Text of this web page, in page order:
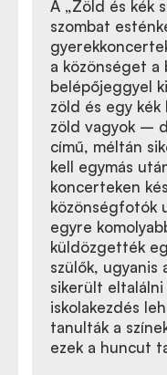
A „Zöld és kék
szombat
a közönséget a
belépőjeggyel
zöld és egy kék
zöld vagyok –
című, méltán
kell egymás
koncerteken
közönségfotók
egyre
küldözgették
szülők, ugyanis
sikerült
iskolakezdés
tanulták a
ezek a huncut